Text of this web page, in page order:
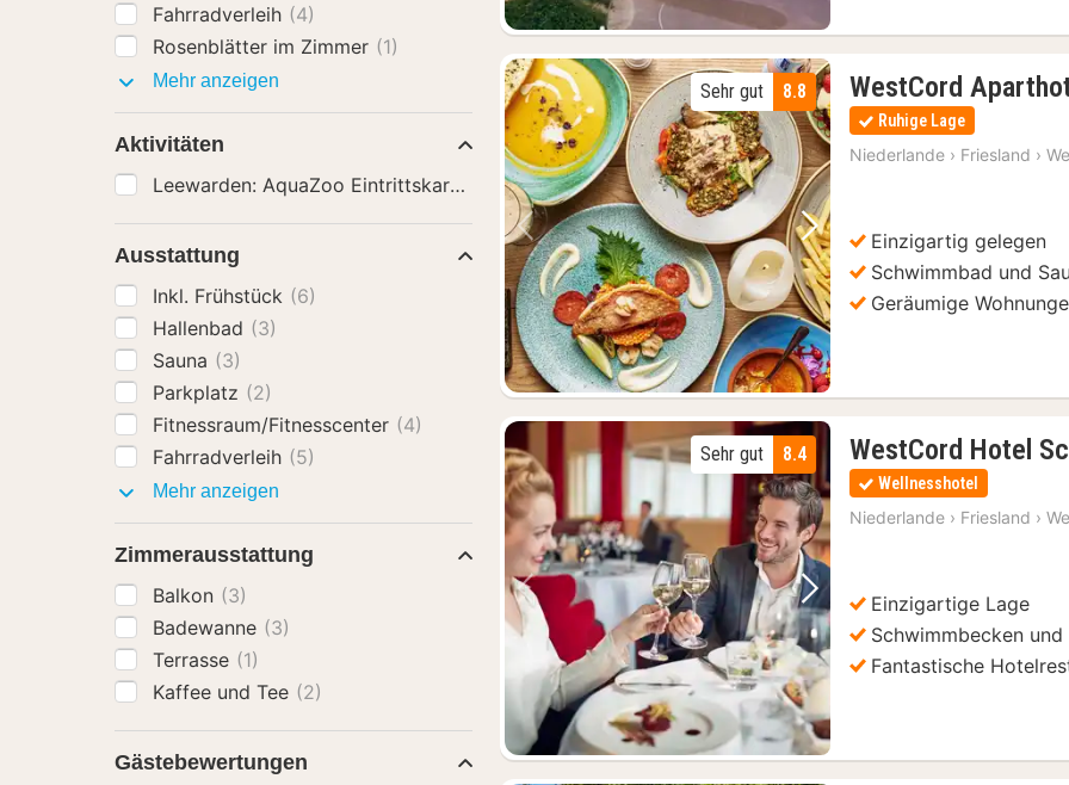
Vorheriges Bild Nächstes Bild
8.8
Sehr gut WestCord
Ruhige Lage
Niederlande › Friesland ›
Einzigartig gelegen
Schwimmbad und
Geräumige
Vorheriges Bild Nächstes Bild
8.4
Sehr gut WestCord Hotel
Wellnesshotel
Niederlande › Friesland ›
Einzigartige Lage
Schwimmbecken und
Fantastische
Fahrradverleih (4)
Rosenblätter im Zimmer (1)
Mehr anzeigen
Aktivitäten
Leewarden: AquaZoo Eintrittskarte
Ausstattung
Inkl. Frühstück (6)
Hallenbad (3)
Sauna (3)
Parkplatz (2)
Fitnessraum/Fitnesscenter (4)
Fahrradverleih (5)
Mehr anzeigen
Zimmerausstattung
Balkon (3)
Badewanne (3)
Terrasse (1)
Kaffee und Tee (2)
Gästebewertungen